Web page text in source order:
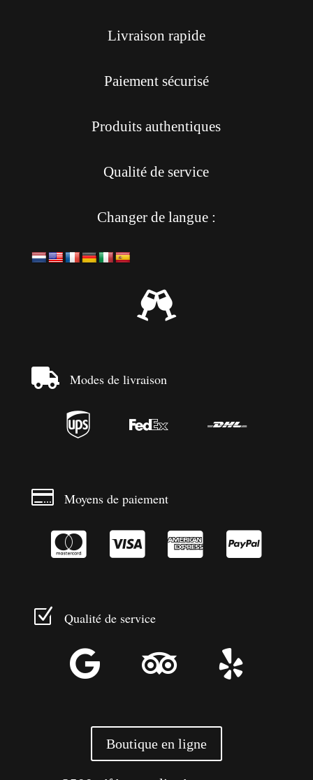
Livraison rapide
Paiement sécurisé
Produits authentiques
Qualité de service
Changer de langue :

 Modes de livraison
  
 Moyens de paiement
   
Z Qualité de service
  
Boutique en ligne